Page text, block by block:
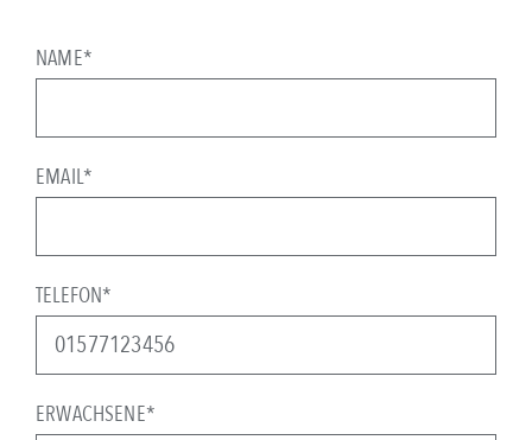
NAME*
EMAIL*
TELEFON*
ERWACHSENE*